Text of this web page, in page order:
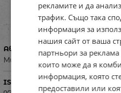
Автор
Мирко Деич, Бранка Деич
ISBN
рекламите и да
трафик. Също така
информация за
нашия сайт от ваша
партньори за
които може да я
информация, която
предоставили или